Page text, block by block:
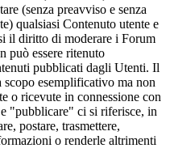
(senza preavviso e senza
qualsiasi Contenuto utente e
il diritto di moderare i Forum
può essere ritenuto
pubblicati dagli Utenti. Il
esemplificativo ma non
o ricevute in connessione con
"pubblicare" ci si riferisce, in
postare, trasmettere,
o renderle altrimenti